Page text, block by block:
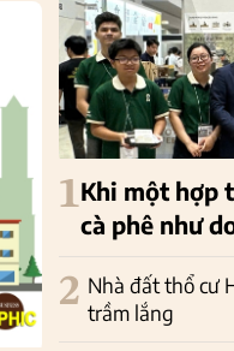
1Khi một hợp
cà phê như
2 Nhà đất thổ cư
trầm lắng